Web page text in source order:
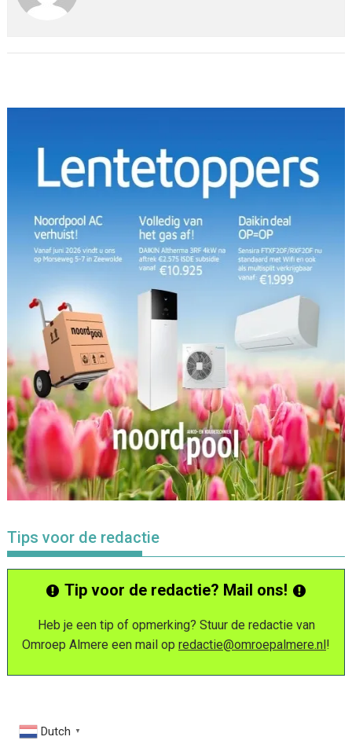
Tips voor de redactie
Tip voor de redactie? Mail ons!
Heb je een tip of opmerking? Stuur de redactie van
Omroep Almere een mail op redactie@omroepalmere.nl!
Dutch ▼